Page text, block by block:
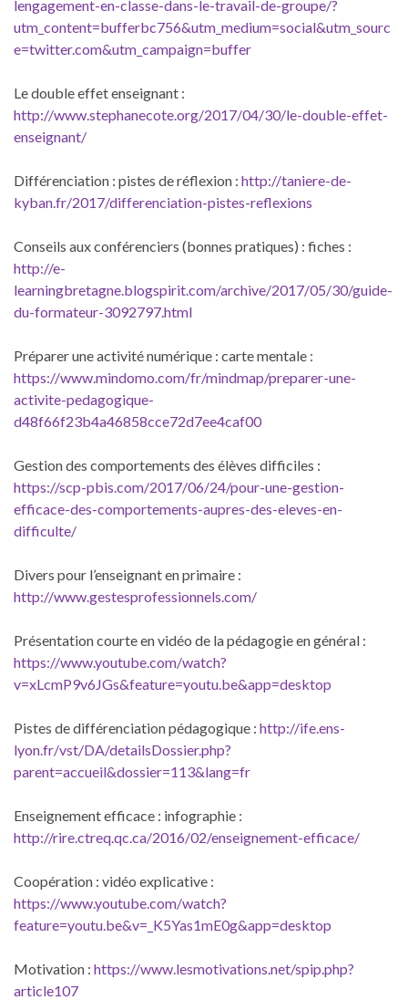
lengagement-en-classe-dans-le-travail-de-groupe/?
utm_content=bufferbc756&utm_medium=social&utm_sourc
e=twitter.com&utm_campaign=buffer
Le double effet enseignant :
http://www.stephanecote.org/2017/04/30/le-double-effet-
enseignant/
Différenciation : pistes de réflexion : http://taniere-de-
kyban.fr/2017/differenciation-pistes-reflexions
Conseils aux conférenciers (bonnes pratiques) : fiches :
http://e-
learningbretagne.blogspirit.com/archive/2017/05/30/guide-
du-formateur-3092797.html
Préparer une activité numérique : carte mentale :
https://www.mindomo.com/fr/mindmap/preparer-une-
activite-pedagogique-
d48f66f23b4a46858cce72d7ee4caf00
Gestion des comportements des élèves difficiles :
https://scp-pbis.com/2017/06/24/pour-une-gestion-
efficace-des-comportements-aupres-des-eleves-en-
difficulte/
Divers pour l’enseignant en primaire :
http://www.gestesprofessionnels.com/
Présentation courte en vidéo de la pédagogie en général :
https://www.youtube.com/watch?
v=xLcmP9v6JGs&feature=youtu.be&app=desktop
Pistes de différenciation pédagogique : http://ife.ens-
lyon.fr/vst/DA/detailsDossier.php?
parent=accueil&dossier=113&lang=fr
Enseignement efficace : infographie :
http://rire.ctreq.qc.ca/2016/02/enseignement-efficace/
Coopération : vidéo explicative :
https://www.youtube.com/watch?
feature=youtu.be&v=_K5Yas1mE0g&app=desktop
Motivation : https://www.lesmotivations.net/spip.php?
article107